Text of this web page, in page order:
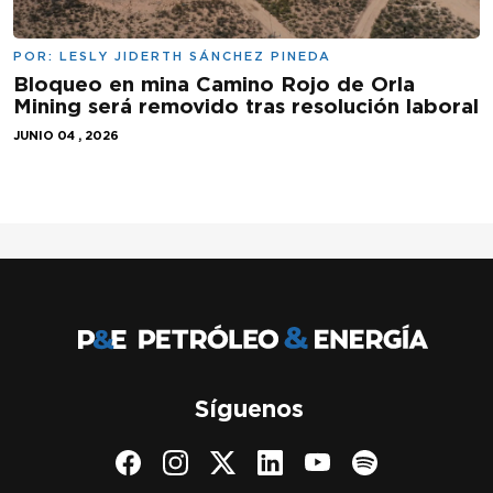
POR: LESLY JIDERTH SÁNCHEZ PINEDA
Bloqueo en mina Camino Rojo de Orla
Mining será removido tras resolución laboral
JUNIO 04 , 2026
Síguenos